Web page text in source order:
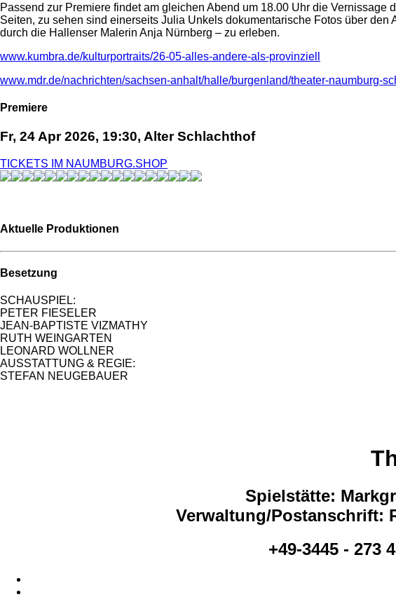
Passend zur Premiere findet am gleichen Abend um 18.00 Uhr die Vernissage
Seiten, zu sehen sind einerseits Julia Unkels dokumentarische Fotos über
durch die Hallenser Malerin Anja Nürnberg – zu erleben.
www.kumbra.de/kulturportraits/26-05-alles-andere-als-provinziell
www.mdr.de/nachrichten/sachsen-anhalt/halle/burgenland/theater-naumburg-
Premiere
Fr, 24 Apr 2026, 19:30, Alter Schlachthof
TICKETS IM NAUMBURG.SHOP
Aktuelle Produktionen
Besetzung
SCHAUSPIEL:
PETER FIESELER
JEAN-BAPTISTE VIZMATHY
RUTH WEINGARTEN
LEONARD WOLLNER
AUSSTATTUNG & REGIE:
STEFAN NEUGEBAUER
Spielstätte:
Verwaltung/Postanschrift:
+49-3445 - 273